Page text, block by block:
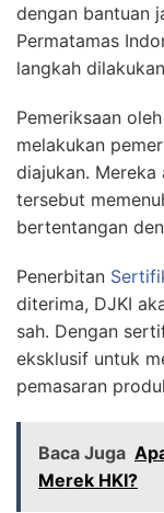
dengan bantuan
Permatamas
langkah
Pemeriksaan
melakukan
diajukan. Mereka
tersebut
bertentangan
Penerbitan
diterima, DJKI
sah. Dengan
eksklusif untuk
pemasaran
Baca Juga
Merek HKI?